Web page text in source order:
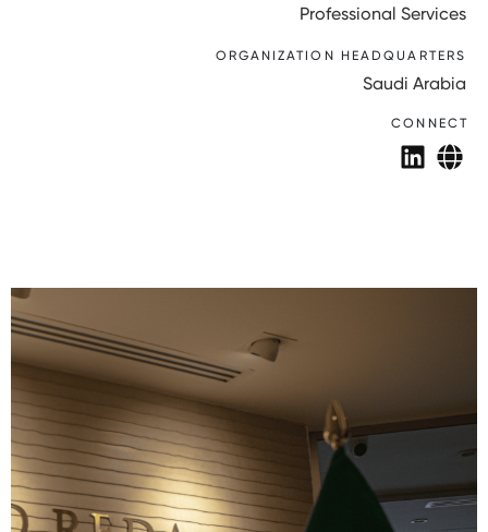
Professional Services
ORGANIZATION HEADQUARTERS
Saudi Arabia
CONNECT